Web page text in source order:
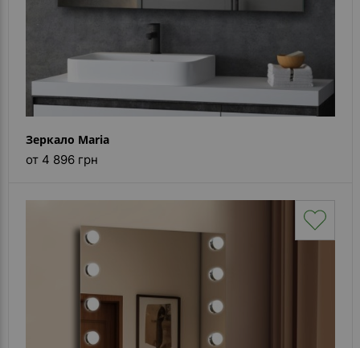
Зеркало Maria
от 4 896 грн